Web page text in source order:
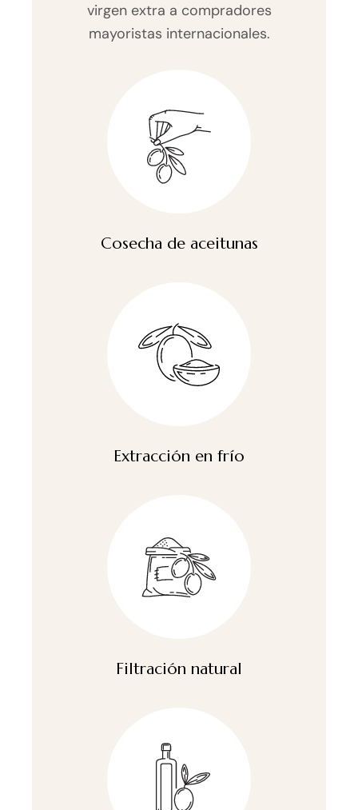
virgen extra a compradores
mayoristas internacionales.
Cosecha de aceitunas
Extracción en frío
Filtración natural